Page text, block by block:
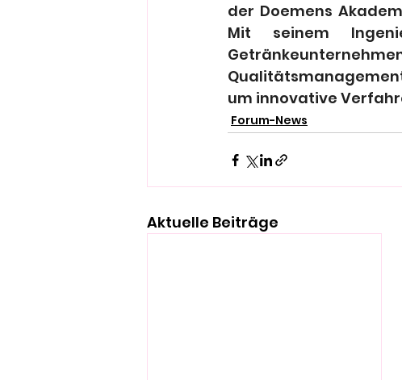
der Doemens
Mit seinem
um innovative
Forum-News
Aktuelle Beiträge